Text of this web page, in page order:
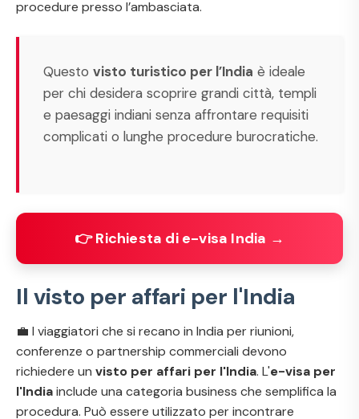
procedure presso l’ambasciata.
Questo visto turistico per l’India è ideale
per chi desidera scoprire grandi città, templi
e paesaggi indiani senza affrontare requisiti
complicati o lunghe procedure burocratiche.
👉 Richiesta di e-visa India →
Il visto per affari per l'India
💼 I viaggiatori che si recano in India per riunioni,
conferenze o partnership commerciali devono
richiedere un visto per affari per l'India. L'e-visa per
l'Indiainclude una categoria business che semplifica la
procedura. Può essere utilizzato per incontrare